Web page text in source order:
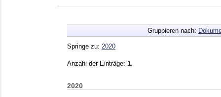
Gruppieren nach:
Springe zu: 2020
Anzahl der Einträge: 1
2020